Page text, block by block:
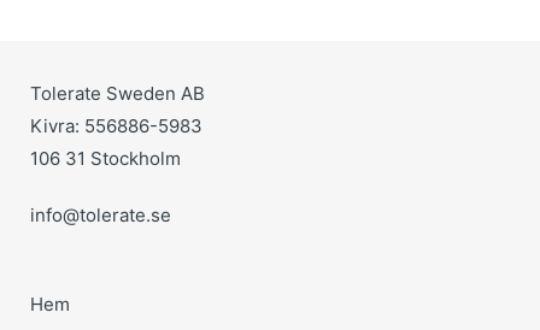
Tolerate Sweden AB
Kivra: 556886-5983
106 31 Stockholm
info@tolerate.se
Hem